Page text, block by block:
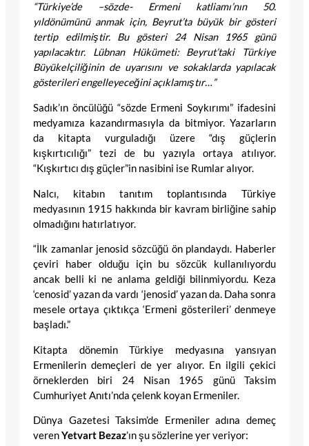
“Türkiye’de –sözde- Ermeni katliamı’nın 50.
yıldönümünü anmak için, Beyrut’ta büyük bir gösteri
tertip edilmiştir. Bu gösteri 24 Nisan 1965 günü
yapılacaktır. Lübnan Hükümeti: Beyrut’taki Türkiye
Büyükelçiliğinin de uyarısını ve sokaklarda yapılacak
gösterileri engelleyeceğini açıklamıştır…”
Sadık’ın öncülüğü “sözde Ermeni Soykırımı” ifadesini
medyamıza kazandırmasıyla da bitmiyor. Yazarların
da kitapta vurguladığı üzere “dış güçlerin
kışkırtıcılığı” tezi de bu yazıyla ortaya atılıyor.
“Kışkırtıcı dış güçler”in nasibini ise Rumlar alıyor.
Nalcı, kitabın tanıtım toplantısında Türkiye
medyasının 1915 hakkında bir kavram birliğine sahip
olmadığını hatırlatıyor.
“İlk zamanlar jenosid sözcüğü ön plandaydı. Haberler
çeviri haber olduğu için bu sözcük kullanılıyordu
ancak belli ki ne anlama geldiği bilinmiyordu. Keza
‘cenosid’ yazan da vardı ‘jenosid’ yazan da. Daha sonra
mesele ortaya çıktıkça ‘Ermeni gösterileri’ denmeye
başladı.”
Kitapta dönemin Türkiye medyasına yansıyan
Ermenilerin demeçleri de yer alıyor. En ilgili çekici
örneklerden biri 24 Nisan 1965 günü Taksim
Cumhuriyet Anıtı’nda çelenk koyan Ermeniler.
Dünya Gazetesi Taksim’de Ermeniler adına demeç
verenYetvart Bezaz’ın şu sözlerine yer veriyor: